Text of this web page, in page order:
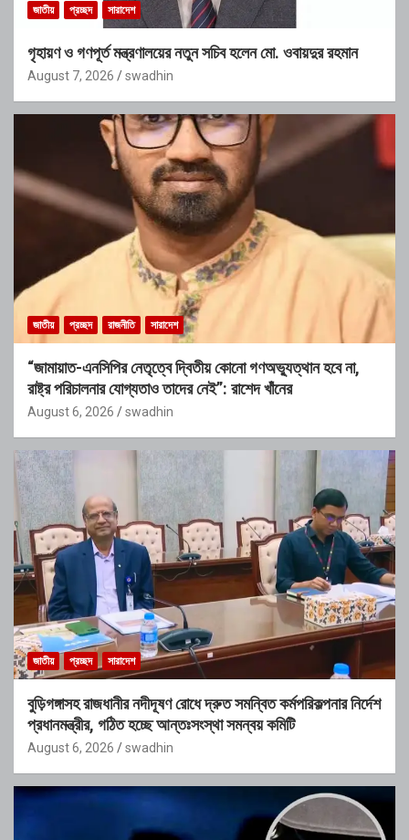
জাতীয় প্রচ্ছদ সারাদেশ
গৃহায়ণ ও গণপূর্ত মন্ত্রণালয়ের নতুন সচিব হলেন মো. ওবায়দুর রহমান
August 7, 2026 swadhin
জাতীয় প্রচ্ছদ রাজনীতি সারাদেশ
“জামায়াত-এনসিপির নেতৃত্বে দ্বিতীয় কোনো গণঅভ্যুত্থান হবে না,
রাষ্ট্র পরিচালনার যোগ্যতাও তাদের নেই”: রাশেদ খাঁনের
August 6, 2026 swadhin
জাতীয় প্রচ্ছদ সারাদেশ
বুড়িগঙ্গাসহ রাজধানীর নদীদূষণ রোধে দ্রুত সমন্বিত কর্মপরিকল্পনার নির্দেশ
প্রধানমন্ত্রীর, গঠিত হচ্ছে আন্তঃসংস্থা সমন্বয় কমিটি
August 6, 2026 swadhin